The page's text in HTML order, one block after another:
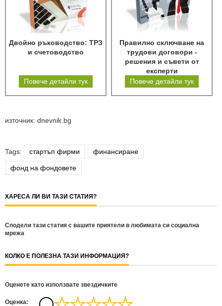
Двойно ръководство: ТРЗ
и счетоводство
Повече детайли тук
Правилно сключване на
трудови договори -
решения и съвети от
експерти
Повече детайли тук
източник: dnevnik.bg
Tags: стартъп фирми финансиране
фонд на фондовете
ХАРЕСА ЛИ ВИ ТАЗИ СТАТИЯ?
Сподели тази статия с вашите приятели в любимата си социална
мрежа
КОЛКО Е ПОЛЕЗНА ТАЗИ ИНФОРМАЦИЯ?
Оценете като използвате звездичките
Oценка: